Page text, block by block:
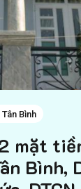
Bình
mặt
Bình,